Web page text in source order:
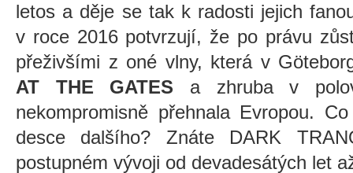
letos a děje se tak k radosti jejich
v roce 2016 potvrzují, že po právu
přeživšími z oné vlny, která v
AT THE GATES a zhruba v
nekompromisně přehnala Evropou.
desce dalšího? Znáte DARK
postupném vývoji od devadesátých let